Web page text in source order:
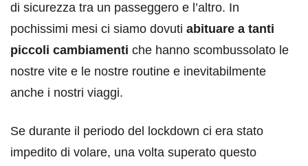
di sicurezza tra un passeggero e l’altro. In
pochissimi mesi ci siamo dovuti abituare a tanti
piccoli cambiamenti che hanno scombussolato le
nostre vite e le nostre routine e inevitabilmente
anche i nostri viaggi.
Se durante il periodo del lockdown ci era stato
impedito di volare, una volta superato questo